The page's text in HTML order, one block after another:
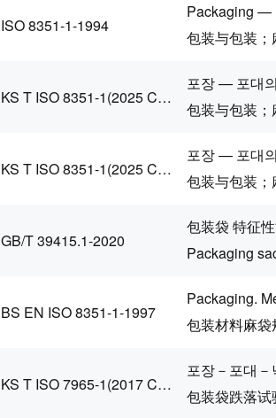
ISO 8351-1-1994
Packaging —
包装与包装
KS T ISO 8351-1(2025 Confirm)
포장 — 포대
包装与包装
KS T ISO 8351-1(2025 Confirm)
포장 — 포대
包装与包装
GB/T 39415.1-2020
包装袋 特征
Packaging
BS EN ISO 8351-1-1997
Packaging.
包装材料麻
KS T ISO 7965-1(2017 Confirm)
포장－포대
包装袋跌落